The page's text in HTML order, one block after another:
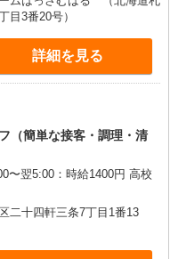
目3番20号）
詳細を見る
（簡単な接客・調理・清
〜翌5:00：時給1400円 高校
二十四軒三条7丁目1番13